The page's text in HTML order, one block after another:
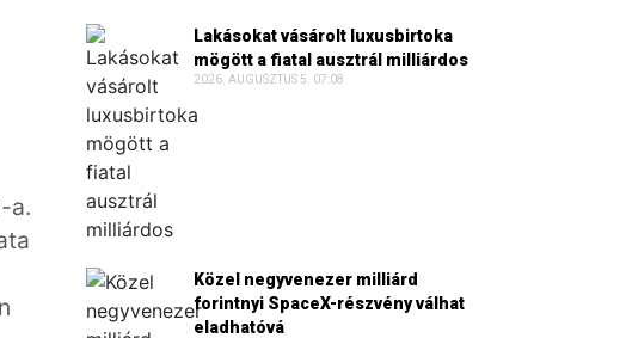
a.
Lakásokat vásárolt luxusbirtoka
mögött a fiatal ausztrál milliárdos
2026. AUGUSZTUS 5. 07:08
Közel negyvenezer milliárd
forintnyi SpaceX-részvény válhat
eladhatóvá